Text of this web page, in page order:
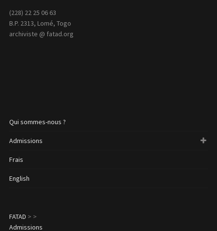
(228) 22 25 06 63
B.P. 2313, Lomé, Togo
archiviste @ fatad.org
Qui sommes-nous ?
Admissions
Frais
English
FATAD >
Admissions
>